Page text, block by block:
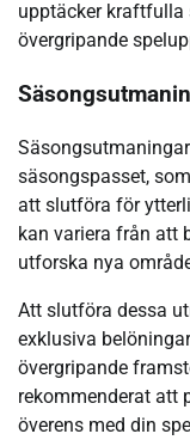
upptäcker kraftfulla
övergripande
säsongspasset,
att slutföra för
kan variera från att
utforska nya
Att slutföra dessa
exklusiva
övergripande
rekommenderat att
överens med din